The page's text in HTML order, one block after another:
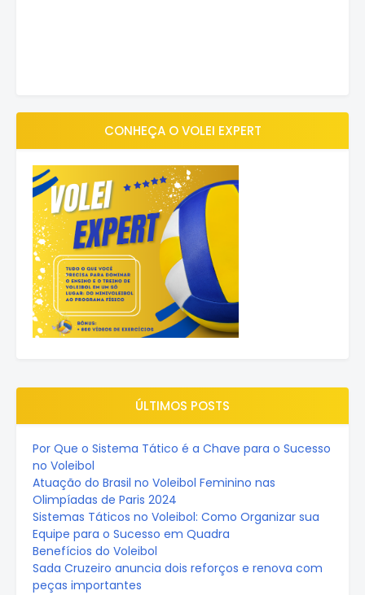
CONHEÇA O VOLEI EXPERT
ÚLTIMOS POSTS
Por Que o Sistema Tático é a Chave para o Sucesso
no Voleibol
Atuação do Brasil no Voleibol Feminino nas
Olimpíadas de Paris 2024
Sistemas Táticos no Voleibol: Como Organizar sua
Equipe para o Sucesso em Quadra
Benefícios do Voleibol
Sada Cruzeiro anuncia dois reforços e renova com
peças importantes